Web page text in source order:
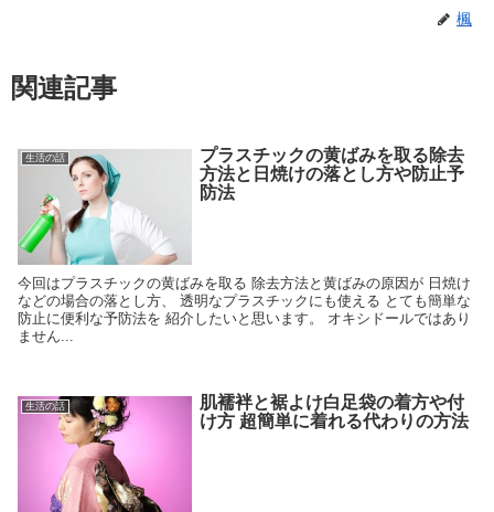
楓
関連記事
生活の話
プラスチックの黄ばみを取る除去
方法と日焼けの落とし方や防止予
防法
今回はプラスチックの黄ばみを取る 除去方法と黄ばみの原因が 日焼け
などの場合の落とし方、 透明なプラスチックにも使える とても簡単な
防止に便利な予防法を 紹介したいと思います。 オキシドールではあり
ません...
生活の話
肌襦袢と裾よけ白足袋の着方や付
け方 超簡単に着れる代わりの方法